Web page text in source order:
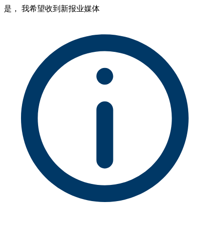
是， 我希望收到新报业媒体